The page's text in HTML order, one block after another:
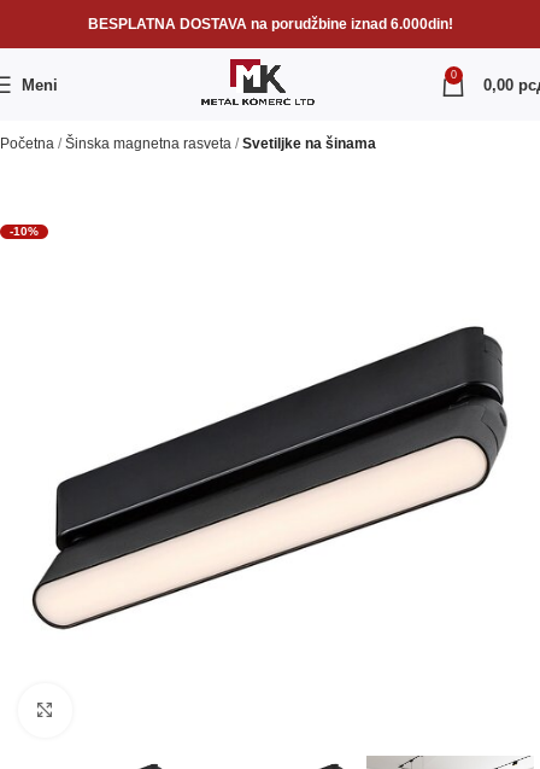
BESPLATNA DOSTAVA na porudžbine iznad 6.000din!
Meni
0
0,00
Početna Šinska magnetna rasveta Svetiljke na šinama
-10%